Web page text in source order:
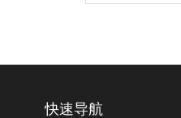
快速导航